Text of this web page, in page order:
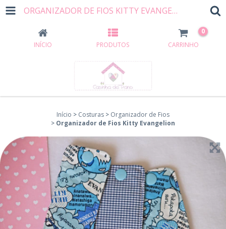
ORGANIZADOR DE FIOS KITTY EVANGELION
INÍCIO PRODUTOS CARRINHO
0
Início > Costuras > Organizador de Fios
> Organizador de Fios Kitty Evangelion